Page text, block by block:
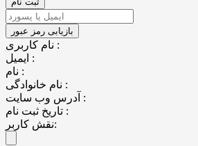
نام کاربری :
ایمیل :
نام :
نام خانوادگی :
آدرس وب سایت :
تاریخ ثبت نام :
نقش کاربر: